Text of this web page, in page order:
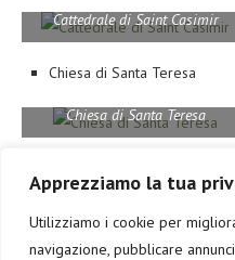
Apprezziamo la tua
Utilizziamo i cookie per
navigazione, pubblicare
Cattedrale di Saint Casimir
Chiesa di Santa Teresa
Chiesa di Santa Teresa
Chiesa Ortodossa del Santo
Spirito